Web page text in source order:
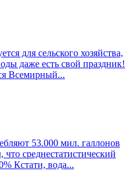
для сельского хозяйства,
даже есть свой праздник!
Всемирный...
53.000 мил. галлонов
среднестатистический
Кстати, вода...